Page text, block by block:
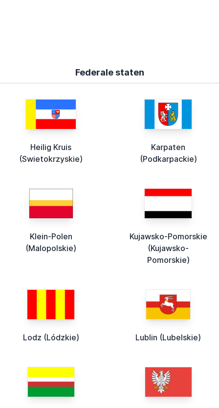
Federale staten
Heilig Kruis
(Swietokrzyskie)
Karpaten
(Podkarpackie)
Klein-Polen
(Malopolskie)
Kujawsko-Pomorskie
(Kujawsko-
Pomorskie)
Lodz (Lódzkie) Lublin (Lubelskie)